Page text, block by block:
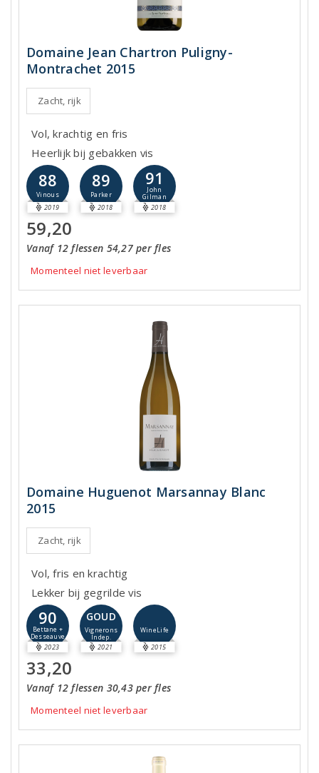
Domaine Jean Chartron Puligny-
Montrachet 2015
Zacht, rijk
Vol, krachtig en fris
Heerlijk bij gebakken vis
88
Vinous
2019
89
Parker
2018
91
John
Gilman
2018
59,20
Vanaf 12 flessen 54,27 per fles
Momenteel niet leverbaar
Domaine Huguenot Marsannay Blanc
2015
Zacht, rijk
Vol, fris en krachtig
Lekker bij gegrilde vis
90
Bettane +
Desseauve
2023
GOUD
Vignerons
Indep.
2021
WineLife
2015
33,20
Vanaf 12 flessen 30,43 per fles
Momenteel niet leverbaar